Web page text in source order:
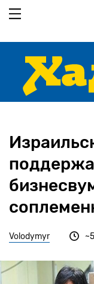
основному
Volodymyr